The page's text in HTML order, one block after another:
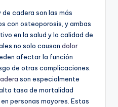
cadera son las más
con osteoporosis, y ambas
en la salud y la calidad de
no solo causan dolor
afectar la función
de otras complicaciones.
son especialmente
tasa de mortalidad
personas mayores. Estas